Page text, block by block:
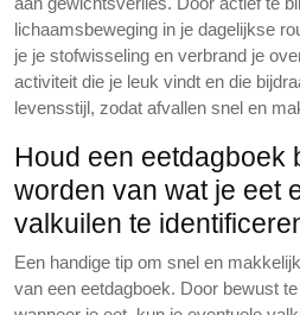
lichaamsbeweging in je dagelijkse
je je stofwisseling en verbrand je
activiteit die je leuk vindt en die
levensstijl, zodat afvallen snel en
Houd een eetdagboek
worden van wat je eet
valkuilen te
Een handige tip om snel en
van een eetdagboek. Door bewust